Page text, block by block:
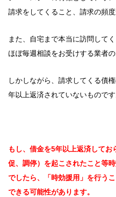
請求をしてくること、請求の頻度
また、自宅まで本当に訪問して
ほぼ毎週相談をお受けする業者の
しかしながら、請求してくる債
年以上返済されていないものです
もし、借金を5年以上返済して
促、調停）を起こされたこと等
でしたら、「時効援用」を行う
できる可能性があります。